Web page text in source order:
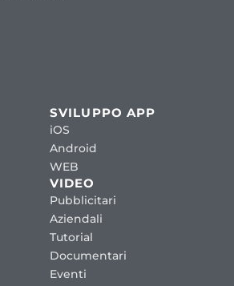
SVILUPPO APP
iOS
Android
WEB
VIDEO
Pubblicitari
Aziendali
Tutorial
Documentari
Eventi